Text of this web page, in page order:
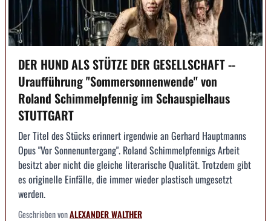
DER HUND ALS STÜTZE DER GESELLSCHAFT --
Uraufführung "Sommersonnenwende" von
Roland Schimmelpfennig im Schauspielhaus
STUTTGART
Der Titel des Stücks erinnert irgendwie an Gerhard Hauptmanns
Opus "Vor Sonnenuntergang". Roland Schimmelpfennigs Arbeit
besitzt aber nicht die gleiche literarische Qualität. Trotzdem gibt
es originelle Einfälle, die immer wieder plastisch umgesetzt
werden.
Geschrieben vonALEXANDER WALTHER